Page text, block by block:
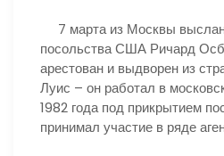
7 марта из Москвы
посольства США Ричард
арестован и выдворен из
Луис – он работал в
1982 года под прикрытием
принимал участие в ряде